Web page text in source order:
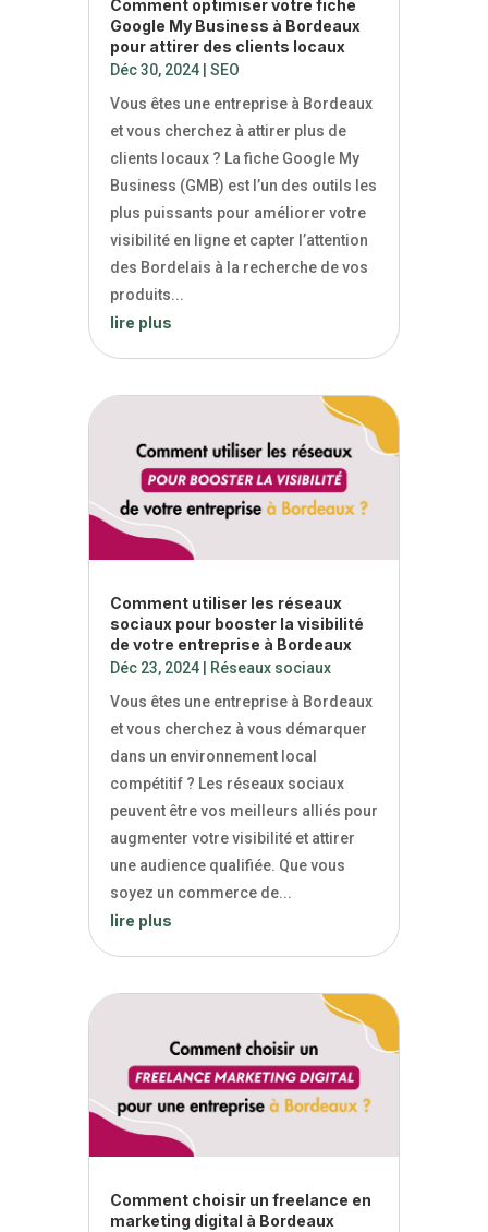
Comment optimiser votre fiche
Google My Business à Bordeaux
pour attirer des clients locaux
Déc 30, 2024| SEO
Vous êtes une entreprise à Bordeaux
et vous cherchez à attirer plus de
clients locaux ? La fiche Google My
Business (GMB) est l’un des outils les
plus puissants pour améliorer votre
visibilité en ligne et capter l’attention
des Bordelais à la recherche de vos
produits...
lire plus
Comment utiliser les réseaux
sociaux pour booster la visibilité
de votre entreprise à Bordeaux
Déc 23, 2024|
Réseaux sociaux
Vous êtes une entreprise à Bordeaux
et vous cherchez à vous démarquer
dans un environnement local
compétitif ? Les réseaux sociaux
peuvent être vos meilleurs alliés pour
augmenter votre visibilité et attirer
une audience qualifiée. Que vous
soyez un commerce de...
lire plus
Comment choisir un freelance en
marketing digital à Bordeaux